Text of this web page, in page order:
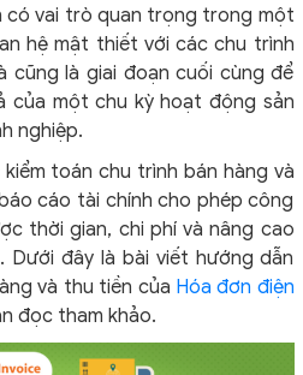
có vai trò quan trọng trong một
hệ mật thiết với các chu trình
cũng là giai đoạn cuối cùng để
của một chu kỳ hoạt động sản
nghiệp.
toán chu trình bán hàng và
cáo tài chính cho phép công
thời gian, chi phí và nâng cao
Dưới đây là bài viết hướng dẫn
và thu tiền của Hóa đơn điện
đọc tham khảo.